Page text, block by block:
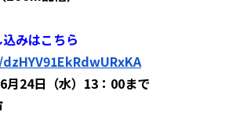
みはこちら
24日（水）13：00まで